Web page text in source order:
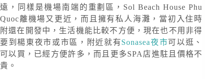
遠，同樣是機場南端的重劃區，Sol Beach House Phu
Quoc離機場又更近，而且擁有私人海灘，當初入住時
附還在開發中，生活機能比較不方便，現在也不用非得
要到楊東夜市或市區，附近就有Sonasea夜市可以逛、
可以買，已經方便許多，而且更多SPA店進駐且價格不
貴。